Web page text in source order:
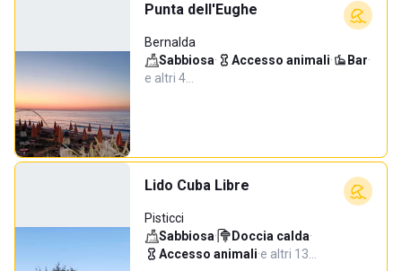
Punta dell'Eughe
Bernalda
Sabbiosa· Accesso animali· Bar·
e altri 4…
Lido Cuba Libre
Pisticci
Sabbiosa· Doccia calda·
Accesso animali·e altri 13…